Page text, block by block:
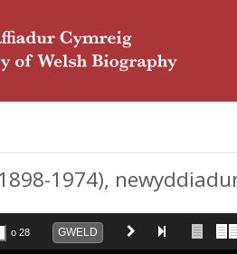
(1898-1974),
o 28 GWELD